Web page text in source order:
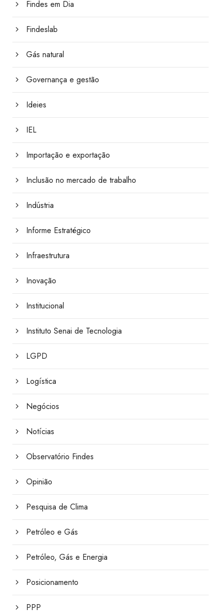
Findes em Dia
Findeslab
Gás natural
Governança e gestão
Ideies
IEL
Importação e exportação
Inclusão no mercado de trabalho
Indústria
Informe Estratégico
Infraestrutura
Inovação
Institucional
Instituto Senai de Tecnologia
LGPD
Logística
Negócios
Notícias
Observatório Findes
Opinião
Pesquisa de Clima
Petróleo e Gás
Petróleo, Gás e Energia
Posicionamento
PPP